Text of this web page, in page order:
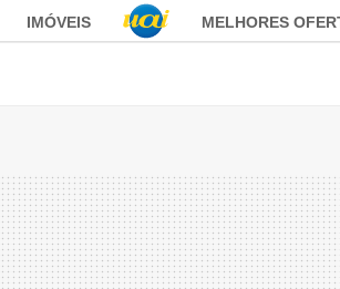
IMÓVEIS MELHORES